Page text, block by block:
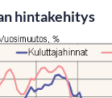
hintakehitys